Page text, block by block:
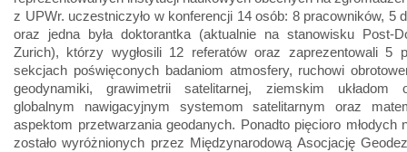
z UPWr. uczestniczyło w konferencji 14 osób: 8 pracowników, 5
oraz jedna była doktorantka (aktualnie na stanowisku Post-
Zurich), którzy wygłosili 12 referatów oraz zaprezentowali 5
sekcjach poświęconych badaniom atmosfery, ruchowi
geodynamiki, grawimetrii satelitarnej, ziemskim układom
globalnym nawigacyjnym systemom satelitarnym oraz
aspektom przetwarzania geodanych. Ponadto pięcioro młodych
zostało wyróżnionych przez Międzynarodową Asocjację